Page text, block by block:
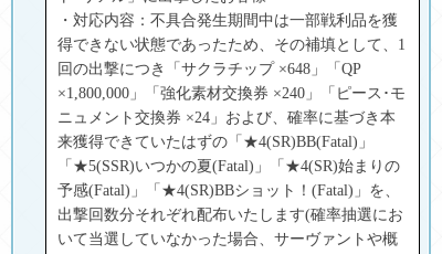
・対応内容：不具合発生期間中は一部戦利品を獲
得できない状態であったため、その補填として、1
回の出撃につき「サクラチップ ×648」「QP
×1,800,000」「強化素材交換券 ×240」「ピース･モ
ニュメント交換券 ×24」および、確率に基づき本
来獲得できていたはずの「★4(SR)BB(Fatal)」
「★5(SSR)いつかの夏(Fatal)」「★4(SR)始まりの
予感(Fatal)」「★4(SR)BBショット！(Fatal)」を、
出撃回数分それぞれ配布いたします(確率抽選にお
いて当選していなかった場合、サーヴァントや概